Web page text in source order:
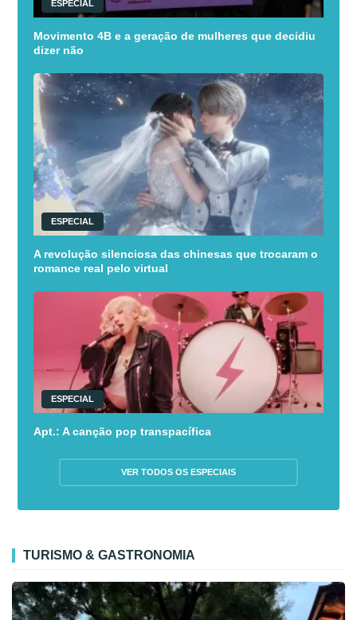
ESPECIAL
Movimento 4B e a geração de mulheres que decidiu
dizer não
ESPECIAL
A revolução silenciosa das chinesas que trocaram o
romance real pelo virtual
ESPECIAL
Apt.: A canção pop transpacífica
VER TODOS OS ESPECIAIS
TURISMO & GASTRONOMIA